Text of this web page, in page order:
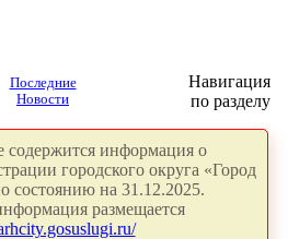
Последние
Новости
Навигация
по разделу
содержится информация о
городского округа «Город
состоянию на 31.12.2025.
размещается